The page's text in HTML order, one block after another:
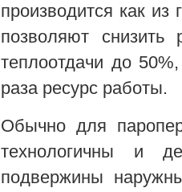
производится как из
позволяют
теплоотдачи до
раза ресурс работы.
Обычно для
технологичны и
подвержины